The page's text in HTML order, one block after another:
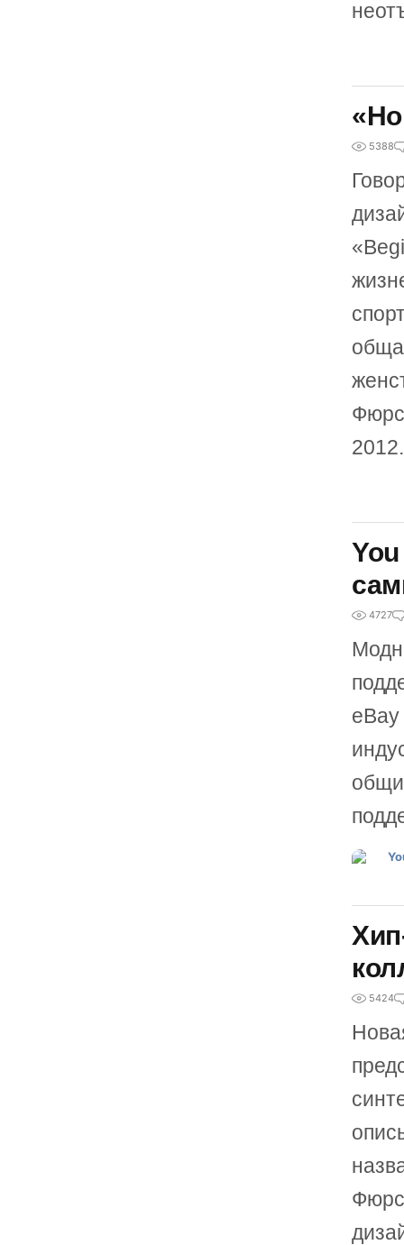
5388
2012.
4727
5424